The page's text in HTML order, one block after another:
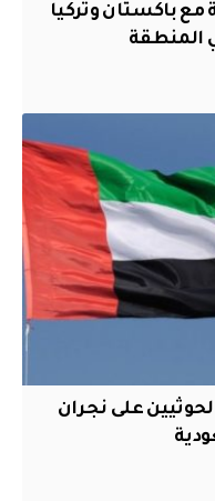
مع باكستان وتركيا
المنطقة
على نجران